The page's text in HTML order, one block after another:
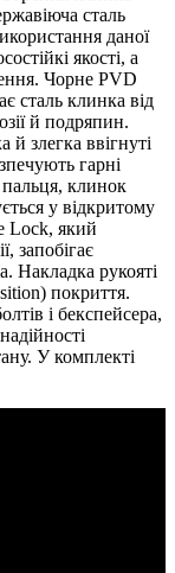
сталь
даної
якості, а
Чорне PVD
сталь клинка від
й подряпин.
злегка ввігнуті
гарні
клинок
у відкритому
Lock, який
запобігає
Накладка рукояті
покриття.
і бекспейсера,
У комплекті